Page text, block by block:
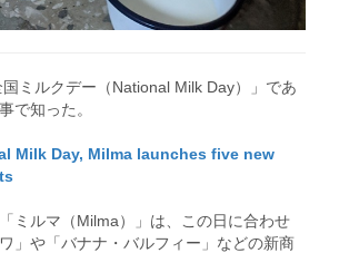
ミルクデー（National Milk Day）」であ
で知った。
Milk Day, Milma launches five new
ミルマ（Milma）」は、この日に合わせ
」や「バナナ・バルフィー」などの新商